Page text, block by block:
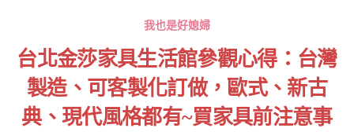
我也是好媳婦
台北金莎家具生活館參觀心得：台灣
製造、可客製化訂做，歐式、新古
典、現代風格都有~買家具前注意事